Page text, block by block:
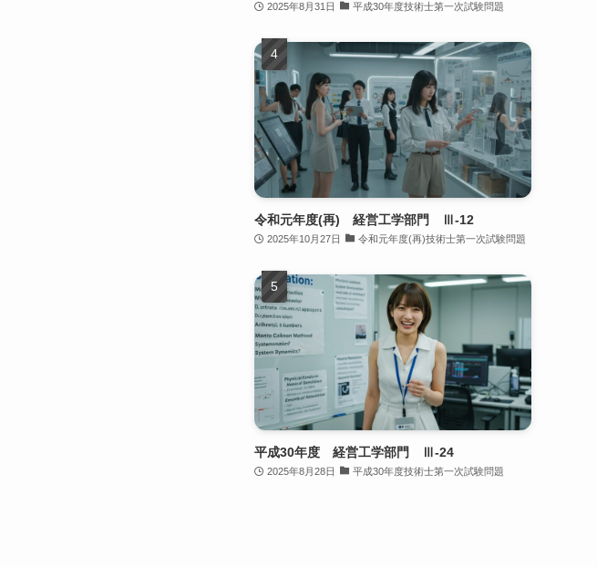
2025年8月31日 平成30年度技術士第一次試験問題
令和元年度(再) 経営工学部門 Ⅲ-12
2025年10月27日 令和元年度(再)技術士第一次試験問題
平成30年度 経営工学部門 Ⅲ-24
2025年8月28日 平成30年度技術士第一次試験問題